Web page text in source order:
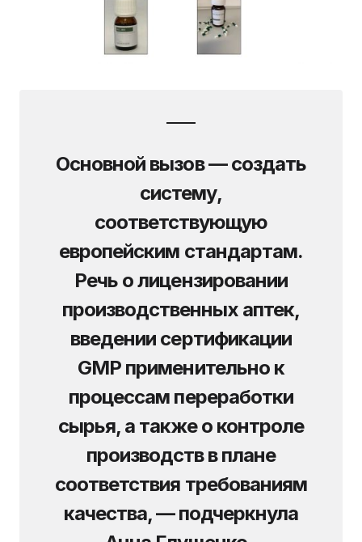
Основной вызов — создать
систему,
соответствующую
европейским стандартам.
Речь о лицензировании
производственных аптек,
введении сертификации
GMP применительно к
процессам переработки
сырья, а также о контроле
производств в плане
соответствия требованиям
качества, — подчеркнула